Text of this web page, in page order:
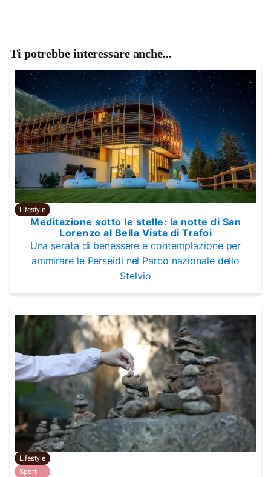
Ti potrebbe interessare anche...
Lifestyle
Meditazione sotto le stelle: la notte di San
Lorenzo al Bella Vista di Trafoi
Una serata di benessere e contemplazione per
ammirare le Perseidi nel Parco nazionale dello
Stelvio
Lifestyle
Sport